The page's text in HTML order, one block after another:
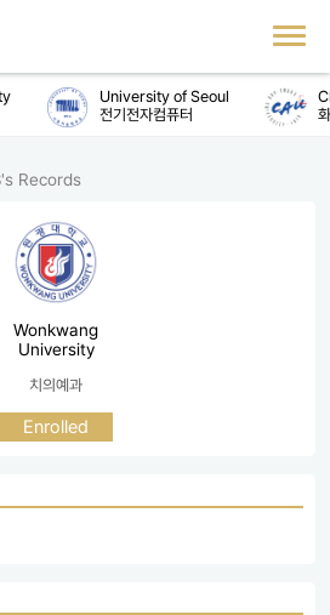
University of Seoul
전기전자컴퓨터
Records
Wonkwang
University
치의예과
Enrolled